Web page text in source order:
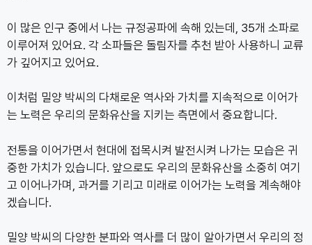
이 많은 인구 중에서 나는 규정공파에 속해 있는데, 35개 소파로
이루어져 있어요. 각 소파들은 돌림자를 추천 받아 사용하니 교류
가 깊어지고 있어요.
이처럼 밀양 박씨의 다채로운 역사와 가치를 지속적으로 이어가
는 노력은 우리의 문화유산을 지키는 측면에서 중요합니다.
전통을 이어가면서 현대에 접목시켜 발전시켜 나가는 모습은 귀
중한 가치가 있습니다. 앞으로도 우리의 문화유산을 소중히 여기
고 이어나가며, 과거를 기리고 미래로 이어가는 노력을 계속해야
겠습니다.
밀양 박씨의 다양한 분파와 역사를 더 많이 알아가면서 우리의 정